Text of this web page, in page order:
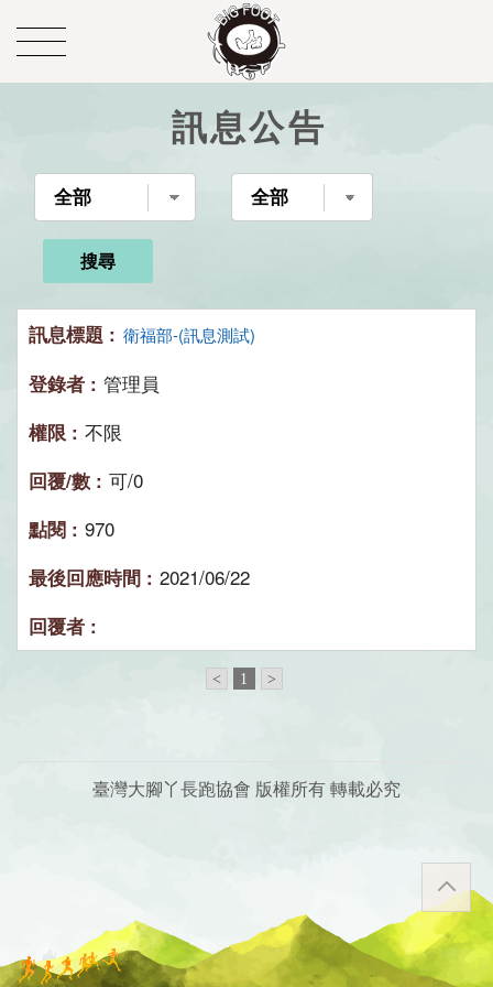
訊息公告
搜尋
衛福部-(訊息測試)
管理員
不限
可/0
970
2021/06/22
< 1 >
臺灣大腳丫長跑協會 版權所有 轉載必究